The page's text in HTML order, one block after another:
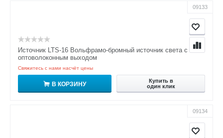
09133
Источник LTS-16 Вольфрамо-бромный источник света с
оптоволоконным выходом
Свяжитесь с нами насчёт цены
В КОРЗИНУ
Купить в
один клик
09134